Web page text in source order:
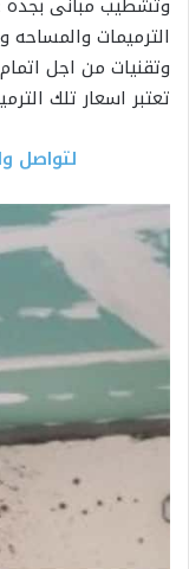
الترميمات والمساحه
وتقنيات من اجل
تعتبر اسعار تلك
لتواصل